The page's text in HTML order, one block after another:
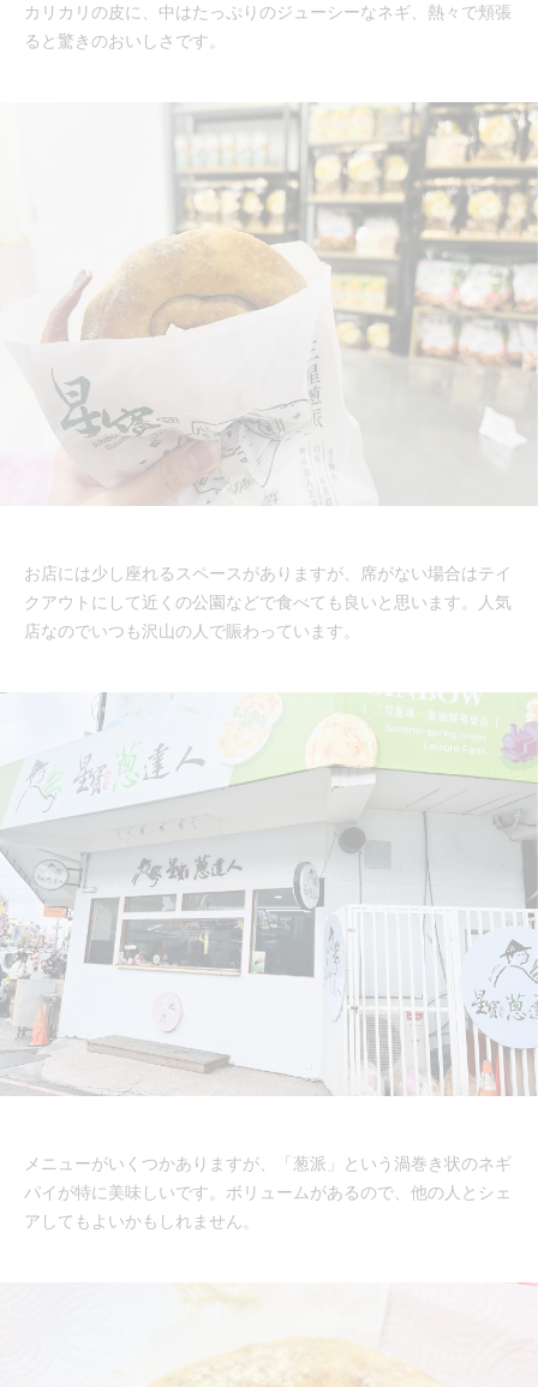
カリカリの皮に、中はたっぷりのジューシーなネギ、熱々で頬張
ると驚きのおいしさです。
お店には少し座れるスペースがありますが、席がない場合はテイ
クアウトにして近くの公園などで食べても良いと思います。人気
店なのでいつも沢山の人で賑わっています。
メニューがいくつかありますが、「葱派」という渦巻き状のネギ
パイが特に美味しいです。ボリュームがあるので、他の人とシェ
アしてもよいかもしれません。